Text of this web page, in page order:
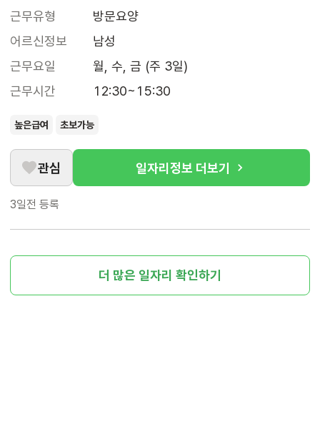
근무유형
방문요양
어르신정보
남성
근무요일
월, 수, 금 (주 3일)
근무시간
12:30~15:30
높은급여 초보가능
관심 일자리정보 더보기
3일전 등록
더 많은 일자리 확인하기